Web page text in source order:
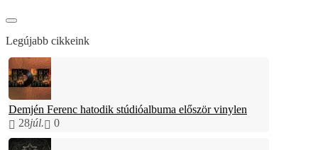
Legújabb cikkeink
Demjén Ferenc hatodik stúdióalbuma először vinylen
28júl. 0